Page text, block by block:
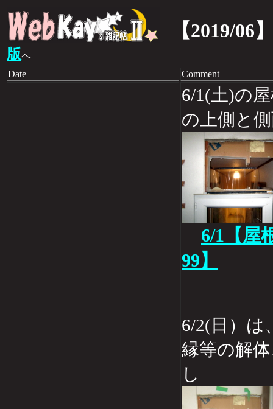
【2019/06
版へ
Date
Comment
6/1(土)の
の上側と
6/1【屋
99】
6/2(日）は
縁等の解
し